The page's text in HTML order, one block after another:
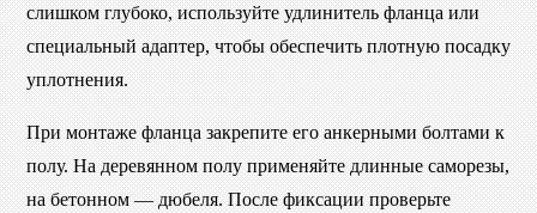
слишком глубоко, используйте удлинитель фланца или
специальный адаптер, чтобы обеспечить плотную посадку
уплотнения.
При монтаже фланца закрепите его анкерными болтами к
полу. На деревянном полу применяйте длинные саморезы,
на бетонном — дюбеля. После фиксации проверьте